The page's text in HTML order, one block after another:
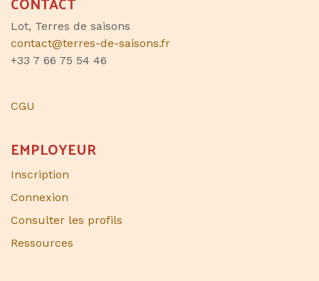
Lot, Terres de saisons
contact@terres-de-saisons.fr
+33 7 66 75 54 46
CGU
EMPLOYEUR
Inscription
Connexion
Consulter les profils
Ressources